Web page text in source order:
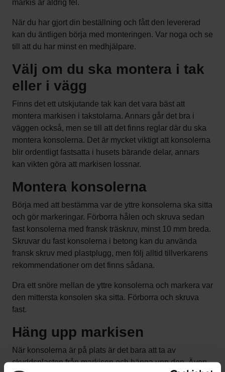
markis är aldrig fel.
När du har gjort din beställning och fått den levererad
kan du äntligen börja med monteringen. Var noga och se
till att du har minst en medhjälpare.
Välj om du ska montera i tak
eller i vägg
Finns det ett utskjutande tak kan det vara bäst att
montera markisen i takstolarna. Annars går det bra i
väggen också, men se till att det finns reglar där du ska
montera konsolerna. Det är mycket viktigt att konsolerna
blir ordentligt fastsatta i husets bärande delar, annars
kan vikten göra att markisen lossnar.
Montera konsolerna
Börja med att bestämma var de yttre konsolerna ska sitta
och gör markeringar. Förborra hålen och skruva sedan
fast konsolerna med fransk träskruv, minst 10 mm breda.
Skruvar du fast konsolerna i betong kan du använda
fransk skruv med plastplugg, men följ alltid tillverkarens
rekommendationer om det finns sådana.
Dra ett snöre mellan de yttre konsolerna och markera var
den mittersta konsolen ska sitta. Förborra och skruva
fast.
Häng upp markisen
När konsolerna är på plats är det bara att ta av
skyddsplasten från markisen och hänga upp den. Även